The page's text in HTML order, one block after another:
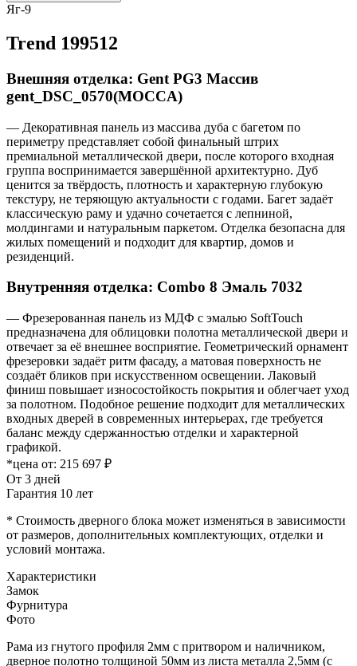
Яг-9
Trend 199512
Внешняя отделка: Gent PG3 Массив
gent_DSC_0570(MOCCA)
— Декоративная панель из массива дуба с багетом по
периметру представляет собой финальный штрих
премиальной металлической двери, после которого входная
группа воспринимается завершённой архитектурно. Дуб
ценится за твёрдость, плотность и характерную глубокую
текстуру, не теряющую актуальности с годами. Багет задаёт
классическую раму и удачно сочетается с лепниной,
молдингами и натуральным паркетом. Отделка безопасна для
жилых помещений и подходит для квартир, домов и
резиденций.
Внутренняя отделка: Combo 8 Эмаль 7032
— Фрезерованная панель из МДФ с эмалью SoftTouch
предназначена для облицовки полотна металлической двери и
отвечает за её внешнее восприятие. Геометрический орнамент
фрезеровки задаёт ритм фасаду, а матовая поверхность не
создаёт бликов при искусственном освещении. Лаковый
финиш повышает износостойкость покрытия и облегчает уход
за полотном. Подобное решение подходит для металлических
входных дверей в современных интерьерах, где требуется
баланс между сдержанностью отделки и характерной
графикой.
*цена от: 215 697 ₽
От 3 дней
Гарантия 10 лет
* Стоимость дверного блока может изменяться в зависимости
от размеров, дополнительных комплектующих, отделки и
условий монтажа.
Характеристики
Замок
Фурнитура
Фото
Рама из гнутого профиля 2мм с притвором и наличником,
дверное полотно толщиной 50мм из листа металла 2,5мм (с